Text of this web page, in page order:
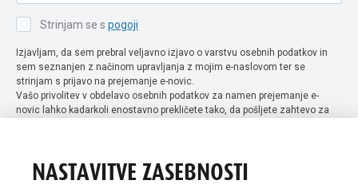
Strinjam se s pogoji
Izjavljam, da sem prebral veljavno izjavo o varstvu osebnih podatkov in
sem seznanjen z načinom upravljanja z mojim e-naslovom ter se
strinjam s prijavo na prejemanje e-novic.
Vašo privolitev v obdelavo osebnih podatkov za namen prejemanje e-
novic lahko kadarkoli enostavno prekličete tako, da pošljete zahtevo za
NASTAVITVE ZASEBNOSTI